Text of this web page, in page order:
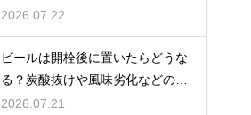
2026.07.22
ビールは開栓後に置いたらどうな
る？炭酸抜けや風味劣化などの影
響を解説
2026.07.21